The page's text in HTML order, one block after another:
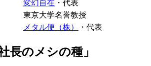
変幻自在 ・代表
東京大学名誉教授
メタル便（株） ・代表
社長のメシの種」